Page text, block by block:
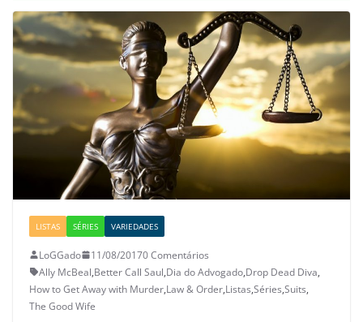
LISTAS SÉRIES VARIEDADES
LoGGado 11/08/20170 Comentários
Ally McBeal,Better Call Saul,Dia do Advogado,Drop Dead Diva,
How to Get Away with Murder,Law & Order,Listas,Séries,Suits,
The Good Wife